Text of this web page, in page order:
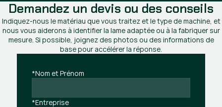
Demandez un devis ou des conseils
Indiquez-nous le matériau que vous traitez et le type de machine, et
nous vous aiderons à identifier la lame adaptée ou à la fabriquer sur
mesure. Si possible, joignez des photos ou des informations de
base pour accélérer la réponse.
*Nom et Prénom
*Entreprise